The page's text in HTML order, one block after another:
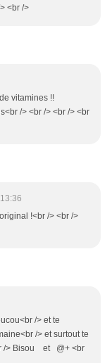
<br />
vitamines !!
/> <br /> <br /> <br
!<br /> <br />
/> et te
/> et surtout te
/> Bisou et @+ <br